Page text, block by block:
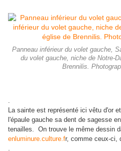
Panneau inférieur du volet gauche,
du volet gauche, niche de Notre-
Brennilis.
.
La sainte est représenté ici vêtu d'or
l'épaule gauche sa dent de sagesse
tenailles. On trouve le même dessin
enluminure.culture.fr, comme ceux-ci,